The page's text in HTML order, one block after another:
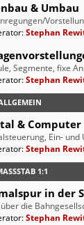
& Umbau
Stephan
Segmente, fixe
Stephan
&
Ein- und
Stephan
1:1
in der
die
Stephan